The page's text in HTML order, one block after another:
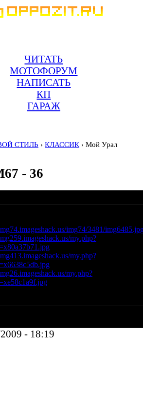
ЧИТАТЬ
МОТОФОРУМ
НАПИСАТЬ
КП
ГАРАЖ
СТИЛЬ › КЛАССИК › Мой Урал
- 36
img74/3481/
my.php?
my.php?
my.php?
- 18:19